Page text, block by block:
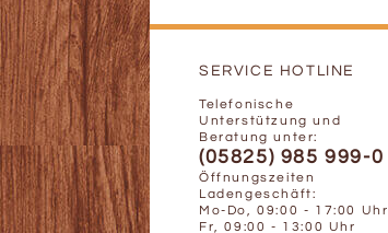
SERVICE HOTLINE
Telefonische
Unterstützung und
Beratung unter:
(05825) 985 999-0
Öffnungszeiten
Ladengeschäft:
Mo-Do, 09:00 - 17:00 Uhr
Fr, 09:00 - 13:00 Uhr